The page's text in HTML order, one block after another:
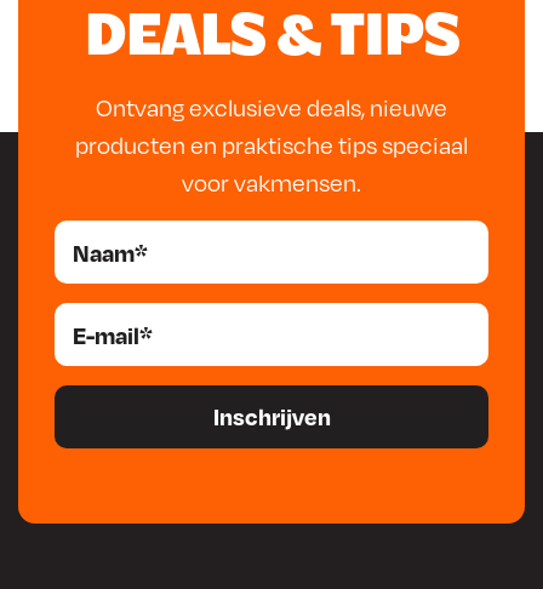
.
DEALS & TIPS
Ontvang exclusieve deals, nieuwe
producten en praktische tips speciaal
voor vakmensen.